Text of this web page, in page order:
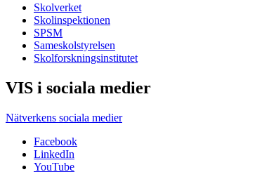
Skolverket
Skolinspektionen
SPSM
Sameskolstyrelsen
Skolforskningsinstitutet
VIS i sociala medier
Nätverkens sociala medier
Facebook
LinkedIn
YouTube